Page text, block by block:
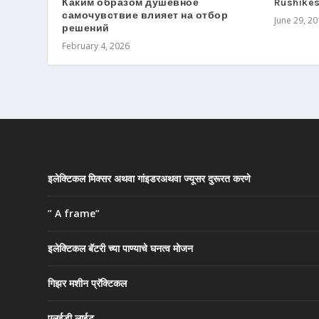
Каким образом душевное
самочувствие влияет на отбор
решений
February 4, 2026
June 29,
इलेक्टिकल मिक्सर अथवा गांइडरअथवा ज्यूसर दुरूरत करणे
” A frame”
इलेक्टिकल बॅटरी च्या पाण्याचे घनत्व मोजन
गिझर मशीन प्रॅक्टिकल